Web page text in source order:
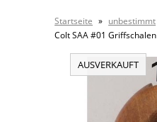
Startseite » unbestimmt
Colt SAA #01 Griffschalen
AUSVERKAUFT